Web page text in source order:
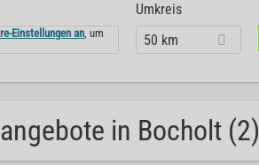
Einstellungen an, um
Umkreis
50 km
in Bocholt (2)